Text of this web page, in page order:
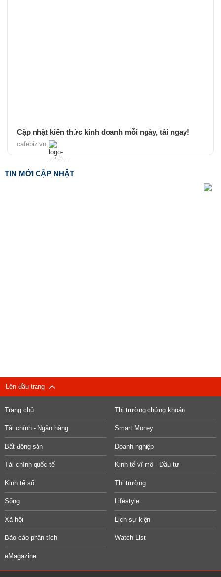
Cập nhật kiến thức kinh doanh mỗi ngày, tải ngay!
cafebiz.vn
TIN MỚI CẬP NHẬT
Lên đầu trang
Trang chủ Thị trường chứng khoán
Tài chính - Ngân hàng Smart Money
Bất động sản Doanh nghiệp
Tài chính quốc tế Kinh tế vĩ mô - Đầu tư
Kinh tế số Thị trường
Sống Lifestyle
Xã hội Lịch sự kiện
Báo cáo phân tích Watch List
eMagazine